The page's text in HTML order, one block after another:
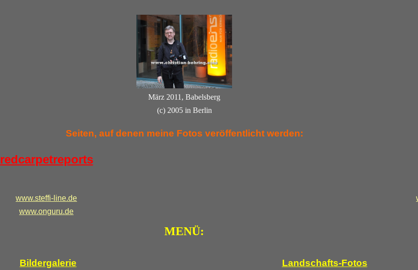
März 2011, Babelsberg
(c) 2005 in Berlin
Seiten, auf denen meine Fotos veröffentlicht werden:
redcarpetreports
www.steffi-line.de
www.onguru.de
MENÜ:
Bildergalerie Landschafts-Fotos